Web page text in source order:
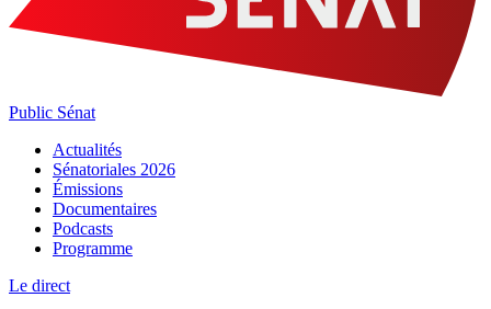
Public Sénat
Actualités
Sénatoriales 2026
Émissions
Documentaires
Podcasts
Programme
Le direct